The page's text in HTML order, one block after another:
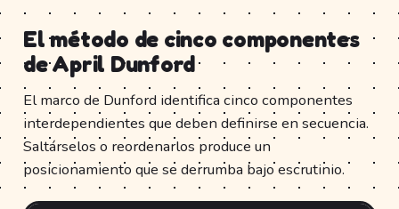
El método de cinco componentes
de April Dunford
El marco de Dunford identifica cinco componentes
interdependientes que deben definirse en secuencia.
Saltárselos o reordenarlos produce un
posicionamiento que se derrumba bajo escrutinio.